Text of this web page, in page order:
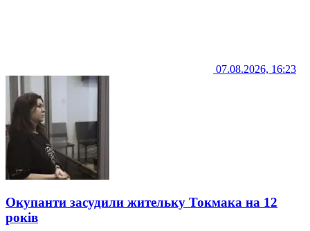
07.08.2026, 16:23
Окупанти засудили жительку Токмака на 12
років